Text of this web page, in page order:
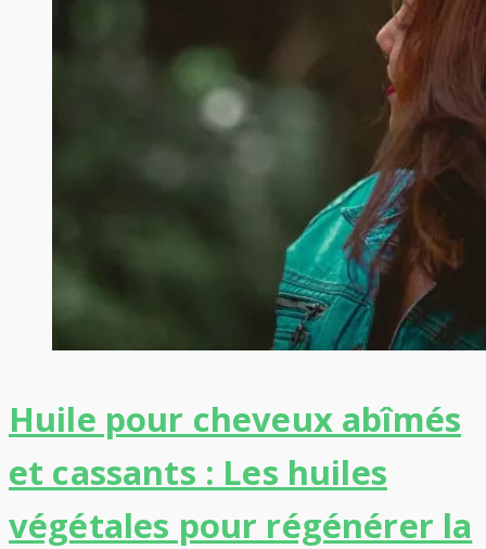
Huile pour cheveux abîmés
et cassants : Les huiles
végétales pour régénérer la